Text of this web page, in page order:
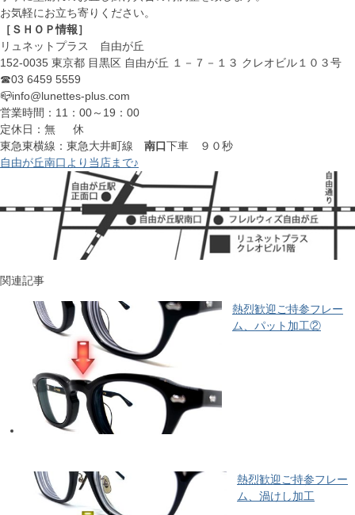
お気軽にお立ち寄りください。
［ＳＨＯＰ情報］
リュネットプラス 自由が丘
152-0035 東京都 目黒区 自由が丘 １－７－１３ クレオビル１０３号
☎03 6459 5559
📪info@lunettes-plus.com
営業時間：11：00～19：00
定休日：無 休
東急東横線：東急大井町線 南口下車 ９０秒
自由が丘南口より当店まで♪
関連記事
熱烈歓迎ご持参フレー
ム、パット加工②
熱烈歓迎ご持参フレー
ム、渦けし加工